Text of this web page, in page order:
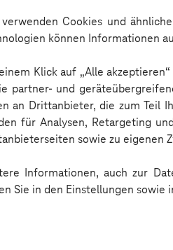
Cookies und
können Informationen
Klick auf „Alle
partner- und
an Drittanbieter, die zum Teil
für Analysen, Retargeting
sowie zu eigenen
Informationen, auch zur
Sie in den Einstellungen sowie
und Türtechnologie
entlastet den Vertrieb